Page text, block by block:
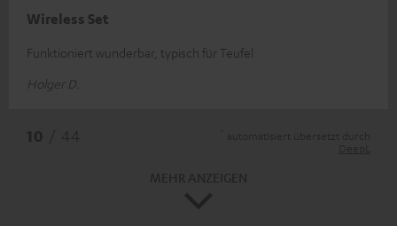
Wireless Set
Funktioniert wunderbar, typisch für Teufel
Holger D.